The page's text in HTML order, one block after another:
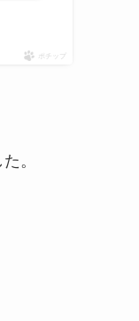
ポチップ
。